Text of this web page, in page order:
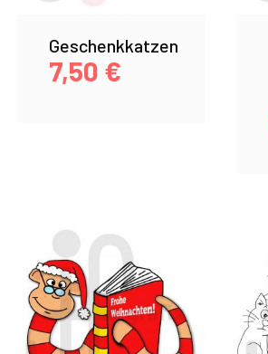
Geschenkkatzen
7,50 €